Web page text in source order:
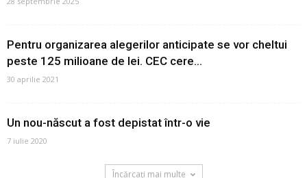
Pentru organizarea alegerilor anticipate se vor cheltui
peste 125 milioane de lei. CEC cere...
30 aprilie 2021
Un nou-născut a fost depistat într-o vie
7 iulie 2020
Încărcați mai multe